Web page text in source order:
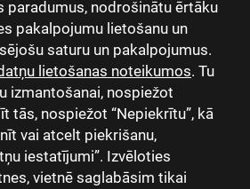
paradumus, nodrošinātu ērtāku
pakalpojumu lietošanu un
saturu un pakalpojumus.
lietošanas noteikumos. Tu
izmantošanai, nospiežot
tās, nospiežot “Nepiekrītu”, kā
vai atcelt piekrišanu,
iestatījumi”. Izvēloties
vietnē saglabāsim tikai